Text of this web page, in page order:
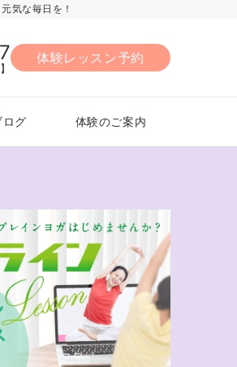
気な毎日を！
体験レッスン予約
ログ 体験のご案内